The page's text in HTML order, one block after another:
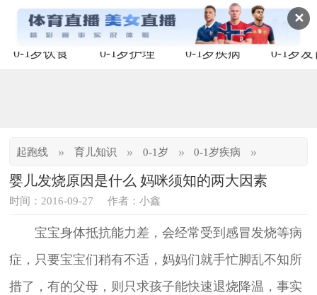
✕
0-1岁饮食 0-1岁护理 0-1岁疾病 0-1岁发
起跑线 » 育儿知识 » 0-1岁 » 0-1岁疾病 »
婴儿发烧原因是什么 妈咪须知的两大因素
时间：2016-09-27 作者：小鑫
宝宝身体抵抗能力差，会经常受到感冒发烧等病
症，只要宝宝们稍有不适，妈妈们就手忙脚乱不知所
措了，有的父母，则只求孩子能快速退烧降温，事实